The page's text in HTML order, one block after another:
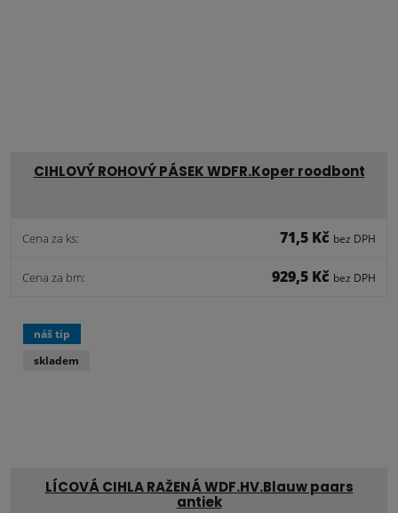
CIHLOVÝ ROHOVÝ PÁSEK WDFR.Koper roodbont
Cena za ks: 71,5 Kč bez DPH
Cena za bm: 929,5 Kč bez DPH
LÍCOVÁ CIHLA RAŽENÁ WDF.HV.Blauw paars
antiek
náš tip
skladem